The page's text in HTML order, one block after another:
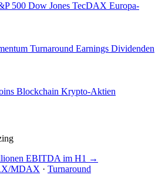
500 Dow Jones TecDAX Europa-
Turnaround Earnings Dividenden
Blockchain Krypto-Aktien
EBITDA im H1 →
MDAX · Turnaround